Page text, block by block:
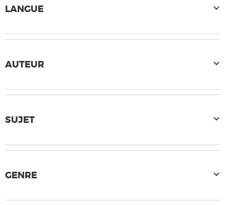
LANGUE
AUTEUR
SUJET
GENRE